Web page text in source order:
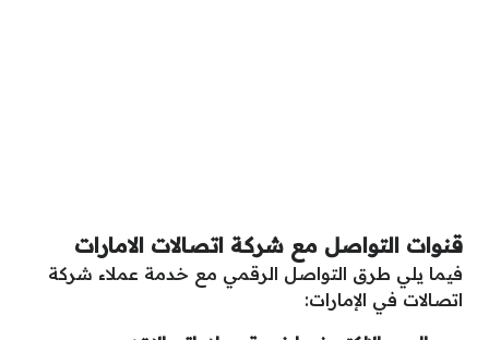
قنوات التواصل مع شركة اتصالات الامارات
فيما يلي طرق التواصل الرقمي مع خدمة عملاء شركة
اتصالات في الإمارات: